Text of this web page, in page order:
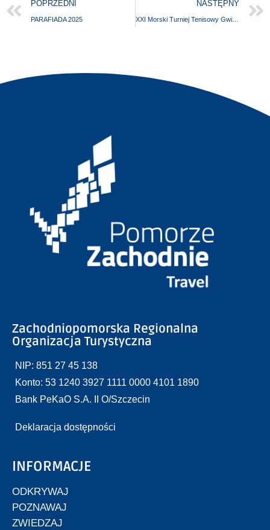
POPRZEDNI
PARAFIADA 2025
NASTĘPNY
XXI Morski Turniej Tenisowy Gwiazd Platino Mare Cup
Zachodniopomorska Regionalna
Organizacja Turystyczna
NIP: 851 27 45 138
Konto: 53 1240 3927 1111 0000 4101 1890
Bank PeKaO S.A. II O/Szczecin
Deklaracja dostępności
INFORMACJE
ODKRYWAJ
POZNAWAJ
ZWIEDZAJ